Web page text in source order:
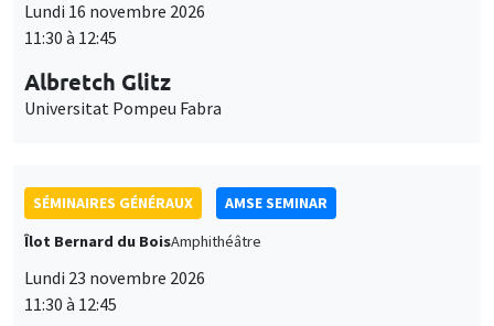
Lundi 16 novembre 2026
11:30 à 12:45
Albretch Glitz
Universitat Pompeu Fabra
SÉMINAIRES GÉNÉRAUX
AMSE SEMINAR
Îlot Bernard du BoisAmphithéâtre
Lundi 23 novembre 2026
11:30 à 12:45